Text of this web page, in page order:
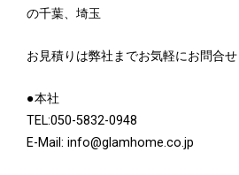
の千葉、埼玉
お見積りは弊社までお気軽にお問合
●本社
TEL:050-5832-0948
E-Mail: info@glamhome.co.jp